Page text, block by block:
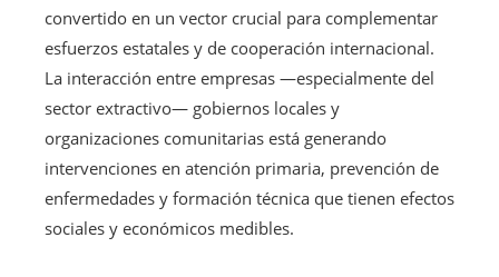
convertido en un vector crucial para complementar
esfuerzos estatales y de cooperación internacional.
La interacción entre empresas —especialmente del
sector extractivo— gobiernos locales y
organizaciones comunitarias está generando
intervenciones en atención primaria, prevención de
enfermedades y formación técnica que tienen efectos
sociales y económicos medibles.